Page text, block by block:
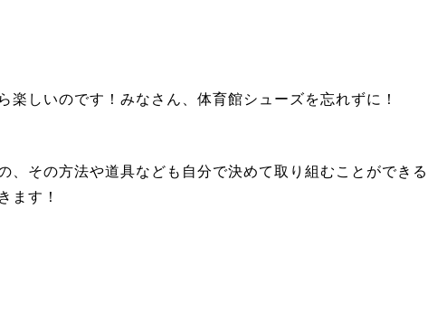
しいのです！みなさん、体育館シューズを忘れずに！
、その方法や道具なども自分で決めて取り組むことができる
ます！